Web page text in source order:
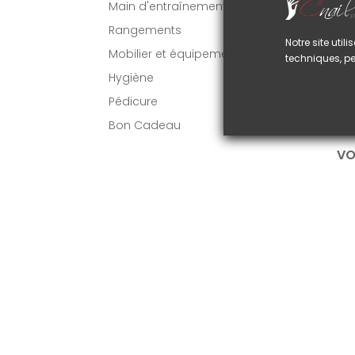
Main d'entraînement
Rangements
Mobilier et équipement
Hygiène
Pédicure
Bon Cadeau
Notre site
techniques,